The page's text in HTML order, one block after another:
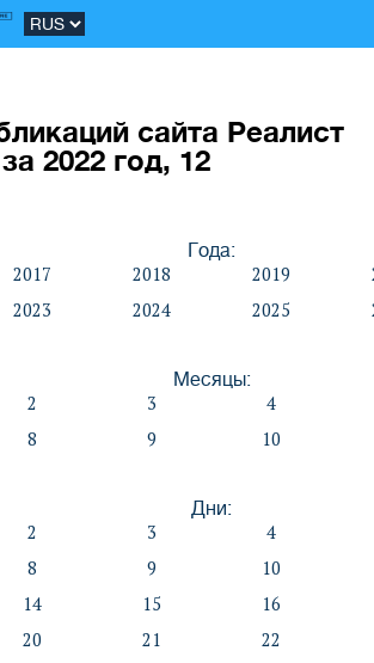
сайта Реалист
за 2022 год, 12
Года:
2017 2018 2019
2023 2024 2025
Месяцы:
2 3
4
8 9 10
Дни:
2 3
4
8 9
10
14 15
16
20 21
22